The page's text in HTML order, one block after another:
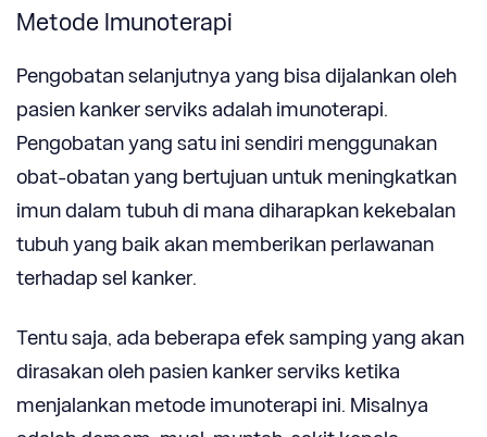
Metode Imunoterapi
Pengobatan selanjutnya yang bisa dijalankan oleh
pasien kanker serviks adalah imunoterapi.
Pengobatan yang satu ini sendiri menggunakan
obat-obatan yang bertujuan untuk meningkatkan
imun dalam tubuh di mana diharapkan kekebalan
tubuh yang baik akan memberikan perlawanan
terhadap sel kanker.
Tentu saja, ada beberapa efek samping yang akan
dirasakan oleh pasien kanker serviks ketika
menjalankan metode imunoterapi ini. Misalnya